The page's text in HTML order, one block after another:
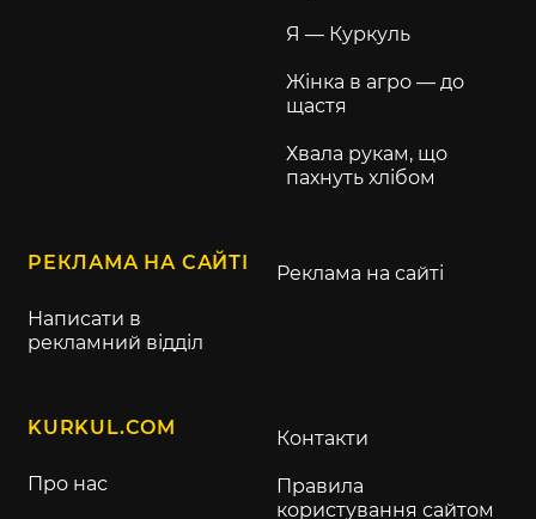
Я — Куркуль
Жінка в агро — до
щастя
Хвала рукам, що
пахнуть хлібом
РЕКЛАМА НА САЙТІ
Написати в
рекламний відділ
Реклама на сайті
KURKUL.COM
Про нас
Контакти
Правила
користування сайтом